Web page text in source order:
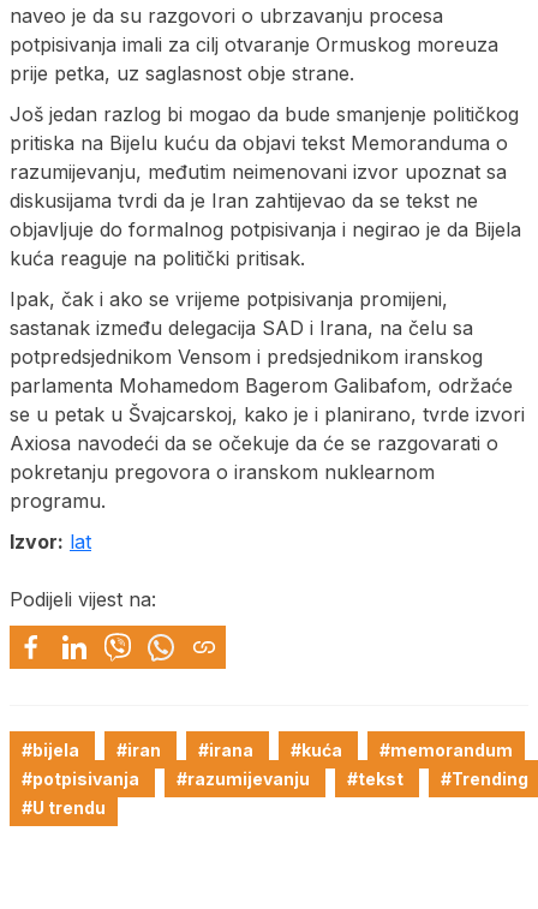
naveo je da su razgovori o ubrzavanju procesa
potpisivanja imali za cilj otvaranje Ormuskog moreuza
prije petka, uz saglasnost obje strane.
Još jedan razlog bi mogao da bude smanjenje političkog
pritiska na Bijelu kuću da objavi tekst Memoranduma o
razumijevanju, međutim neimenovani izvor upoznat sa
diskusijama tvrdi da je Iran zahtijevao da se tekst ne
objavljuje do formalnog potpisivanja i negirao je da Bijela
kuća reaguje na politički pritisak.
Ipak, čak i ako se vrijeme potpisivanja promijeni,
sastanak između delegacija SAD i Irana, na čelu sa
potpredsjednikom Vensom i predsjednikom iranskog
parlamenta Mohamedom Bagerom Galibafom, održaće
se u petak u Švajcarskoj, kako je i planirano, tvrde izvori
Axiosa navodeći da se očekuje da će se razgovarati o
pokretanju pregovora o iranskom nuklearnom
programu.
Izvor: lat
Podijeli vijest na:
#bijela #iran #irana #kuća
#memorandum
#potpisivanja
#razumijevanju #tekst
#Trending
#U trendu